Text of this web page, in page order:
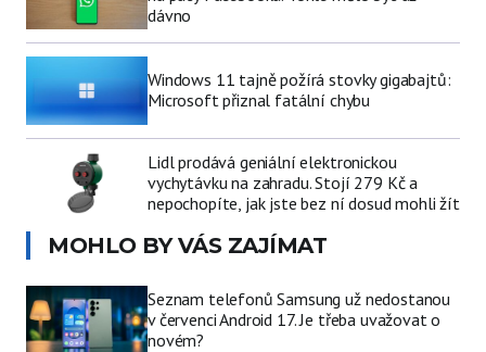
dávno
Windows 11 tajně požírá stovky gigabajtů:
Microsoft přiznal fatální chybu
Lidl prodává geniální elektronickou
vychytávku na zahradu. Stojí 279 Kč a
nepochopíte, jak jste bez ní dosud mohli žít
MOHLO BY VÁS ZAJÍMAT
Seznam telefonů Samsung už nedostanou
v červenci Android 17. Je třeba uvažovat o
novém?